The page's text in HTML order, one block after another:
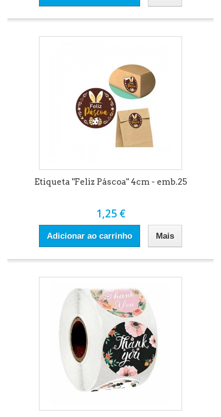
Etiqueta "Feliz Páscoa" 4cm - emb.25
1,25 €
Adicionar ao carrinho Mais